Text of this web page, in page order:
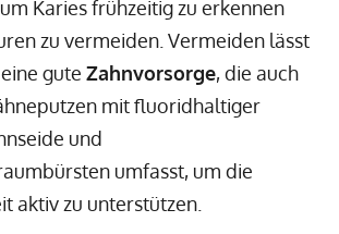
Karies frühzeitig zu erkennen
zu vermeiden. Vermeiden lässt
gute Zahnvorsorge, die auch
mit fluoridhaltiger
und
umfasst, um die
aktiv zu unterstützen.